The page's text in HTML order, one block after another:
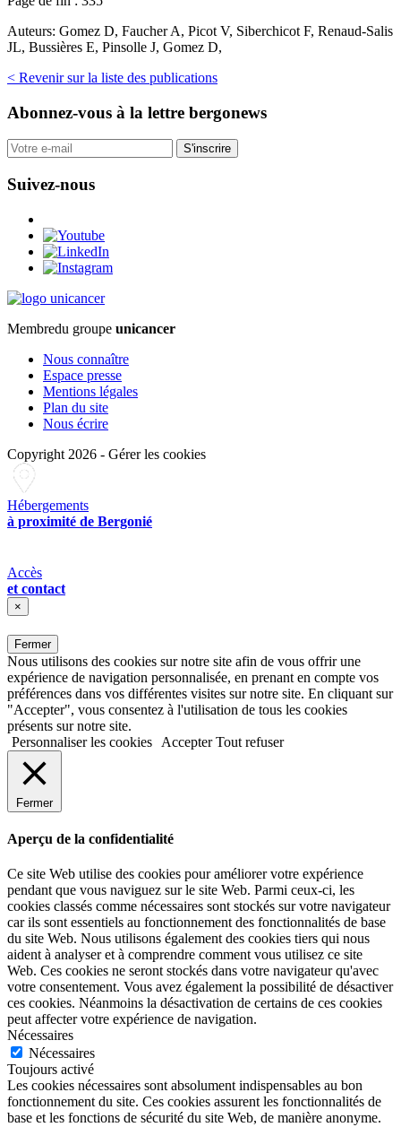
Auteurs: Gomez D, Faucher A, Picot V, Siberchicot F, Renaud-Salis
JL, Bussières E, Pinsolle J, Gomez D,
< Revenir sur la liste des publications
Abonnez-vous à la lettre bergonews
S'inscrire
Suivez-nous
Membredu groupe unicancer
Nous connaître
Espace presse
Mentions légales
Plan du site
Nous écrire
Copyright 2026 - Gérer les cookies
Hébergements
à proximité de Bergonié
Accès
et contact
×
Fermer
Nous utilisons des cookies sur notre site afin de vous offrir une
expérience de navigation personnalisée, en prenant en compte vos
préférences dans vos différentes visites sur notre site. En cliquant sur
"Accepter", vous consentez à l'utilisation de tous les cookies
présents sur notre site.
Personnaliser les cookies
Accepter Tout refuser
Fermer
Aperçu de la confidentialité
Ce site Web utilise des cookies pour améliorer votre expérience
pendant que vous naviguez sur le site Web. Parmi ceux-ci, les
cookies classés comme nécessaires sont stockés sur votre navigateur
car ils sont essentiels au fonctionnement des fonctionnalités de base
du site Web. Nous utilisons également des cookies tiers qui nous
aident à analyser et à comprendre comment vous utilisez ce site
Web. Ces cookies ne seront stockés dans votre navigateur qu'avec
votre consentement. Vous avez également la possibilité de désactiver
ces cookies. Néanmoins la désactivation de certains de ces cookies
peut affecter votre expérience de navigation.
Nécessaires
Nécessaires
Toujours activé
Les cookies nécessaires sont absolument indispensables au bon
fonctionnement du site. Ces cookies assurent les fonctionnalités de
base et les fonctions de sécurité du site Web, de manière anonyme.